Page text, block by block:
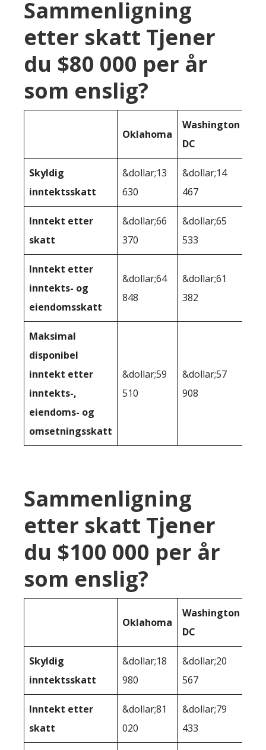
Sammenligning
etter skatt Tjener
du $80 000 per år
som enslig?
Oklahoma
Washington
DC
Skyldig
inntektsskatt
&dollar;13
630
&dollar;14
467
Inntekt etter
skatt
&dollar;66
370
&dollar;65
533
Inntekt etter
inntekts- og
eiendomsskatt
&dollar;64
848
&dollar;61
382
Maksimal
disponibel
inntekt etter
inntekts-,
eiendoms- og
omsetningsskatt
&dollar;59
510
&dollar;57
908
Sammenligning
etter skatt Tjener
du $100 000 per år
som enslig?
Oklahoma
Washington
DC
Skyldig
inntektsskatt
&dollar;18
980
&dollar;20
567
Inntekt etter
skatt
&dollar;81
020
&dollar;79
433